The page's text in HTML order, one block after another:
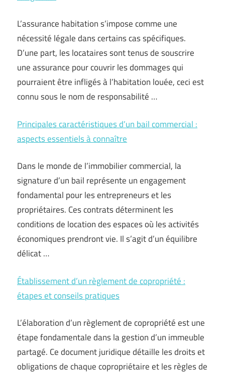
L’assurance habitation s’impose comme une
nécessité légale dans certains cas spécifiques.
D’une part, les locataires sont tenus de souscrire
une assurance pour couvrir les dommages qui
pourraient être infligés à l’habitation louée, ceci est
connu sous le nom de responsabilité …
Principales caractéristiques d’un bail commercial :
aspects essentiels à connaître
Dans le monde de l’immobilier commercial, la
signature d’un bail représente un engagement
fondamental pour les entrepreneurs et les
propriétaires. Ces contrats déterminent les
conditions de location des espaces où les activités
économiques prendront vie. Il s’agit d’un équilibre
délicat …
Établissement d’un règlement de copropriété :
étapes et conseils pratiques
L’élaboration d’un règlement de copropriété est une
étape fondamentale dans la gestion d’un immeuble
partagé. Ce document juridique détaille les droits et
obligations de chaque copropriétaire et les règles de